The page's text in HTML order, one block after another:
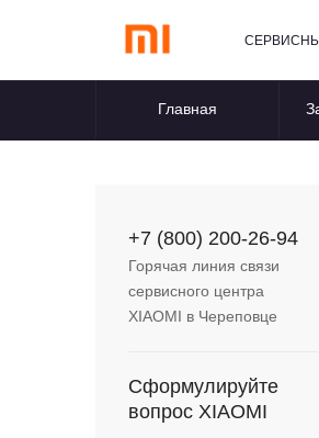
Главная
+7 (800) 200-26-94
Горячая линия связи
сервисного центра
XIAOMI в Череповце
Сформулируйте
вопрос XIAOMI